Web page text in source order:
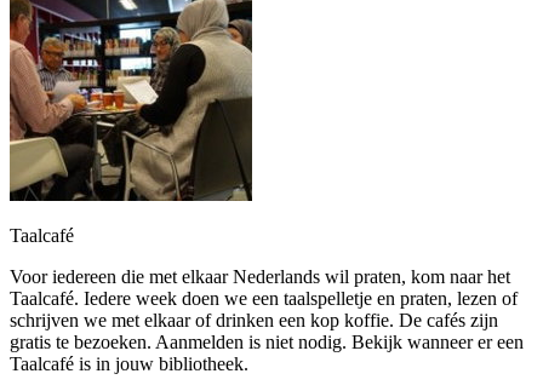
Taalcafé
Voor iedereen die met elkaar Nederlands wil praten, kom naar het
Taalcafé. Iedere week doen we een taalspelletje en praten, lezen of
schrijven we met elkaar of drinken een kop koffie. De cafés zijn
gratis te bezoeken. Aanmelden is niet nodig. Bekijk wanneer er een
Taalcafé is in jouw bibliotheek.